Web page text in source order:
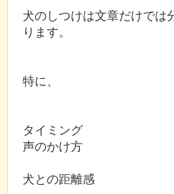
犬のしつけは文章だけでは
ります。
特に、
タイミング
声のかけ方
犬との距離感